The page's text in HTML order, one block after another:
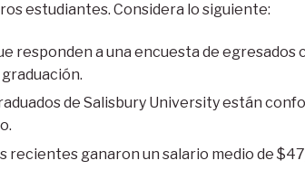
estudiantes. Considera lo siguiente:
responden a una encuesta de
de Salisbury University están
recientes ganaron un salario medio de